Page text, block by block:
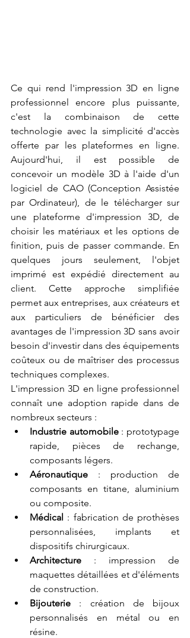
Ce qui rend l'impression 3D en ligne
professionnel encore plus puissante,
c'est la combinaison de cette
technologie avec la simplicité d'accès
offerte par les plateformes en ligne.
Aujourd'hui, il est possible de
concevoir un modèle 3D à l'aide d'un
logiciel de CAO (Conception Assistée
par Ordinateur), de le télécharger sur
une plateforme d'impression 3D, de
choisir les matériaux et les options de
finition, puis de passer commande. En
quelques jours seulement, l'objet
imprimé est expédié directement au
client. Cette approche simplifiée
permet aux entreprises, aux créateurs et
aux particuliers de bénéficier des
avantages de l'impression 3D sans avoir
besoin d'investir dans des équipements
coûteux ou de maîtriser des processus
techniques complexes.
L'impression 3D en ligne professionnel
connaît une adoption rapide dans de
nombreux secteurs :
Industrie automobile : prototypage
rapide, pièces de rechange,
composants légers.
Aéronautique : production de
composants en titane, aluminium
ou composite.
Médical : fabrication de prothèses
personnalisées, implants et
dispositifs chirurgicaux.
Architecture : impression de
maquettes détaillées et d'éléments
de construction.
Bijouterie : création de bijoux
personnalisés en métal ou en
résine.